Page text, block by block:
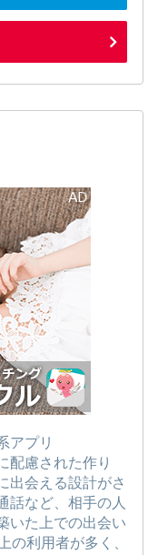
アプリ
配慮された作り
出会える設計がさ
話など、相手の人
いた上での出会い
の利用者が多く、